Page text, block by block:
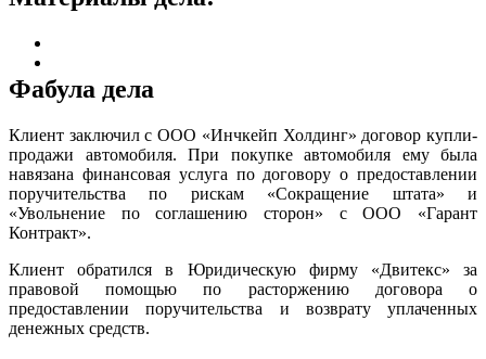
Фабула дела
Клиент заключил с ООО «Инчкейп Холдинг» договор купли-
продажи автомобиля. При покупке автомобиля ему была
навязана финансовая услуга по договору о предоставлении
поручительства по рискам «Сокращение штата» и
«Увольнение по соглашению сторон» с ООО «Гарант
Контракт».
Клиент обратился в Юридическую фирму «Двитекс» за
правовой помощью по расторжению договора о
предоставлении поручительства и возврату уплаченных
денежных средств.